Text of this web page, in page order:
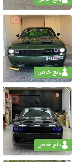
بائع خاص
بائع خاص